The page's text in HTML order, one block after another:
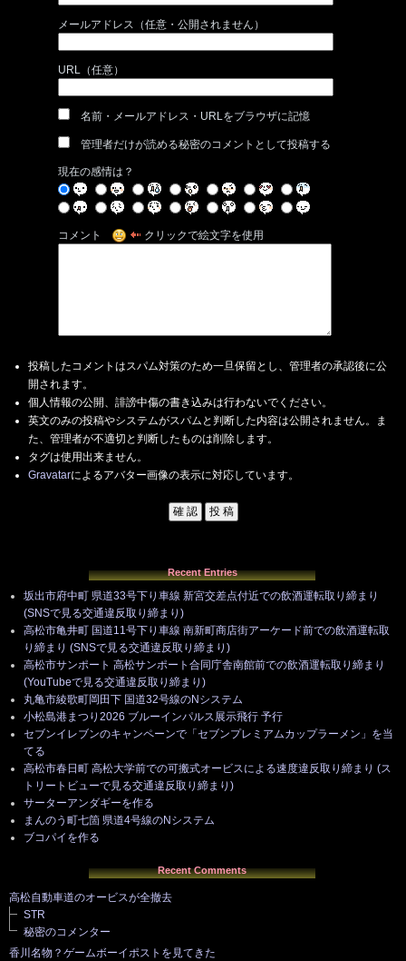
メールアドレス（任意・公開されません）
URL（任意）
名前・メールアドレス・URLをブラウザに記憶
管理者だけが読める秘密のコメントとして投稿する
現在の感情は？
コメント クリックで絵文字を使用
投稿したコメントはスパム対策のため一旦保留とし、管理者の承認後に公
開されます。
個人情報の公開、誹謗中傷の書き込みは行わないでください。
英文のみの投稿やシステムがスパムと判断した内容は公開されません。ま
た、管理者が不適切と判断したものは削除します。
タグは使用出来ません。
Gravatarによるアバター画像の表示に対応しています。
Recent Entries
坂出市府中町 県道33号下り車線 新宮交差点付近での飲酒運転取り締まり
(SNSで見る交通違反取り締まり)
高松市亀井町 国道11号下り車線 南新町商店街アーケード前での飲酒運転取
り締まり (SNSで見る交通違反取り締まり)
高松市サンポート 高松サンポート合同庁舎南館前での飲酒運転取り締まり
(YouTubeで見る交通違反取り締まり)
丸亀市綾歌町岡田下 国道32号線のNシステム
小松島港まつり2026 ブルーインパルス展示飛行 予行
セブンイレブンのキャンペーンで「セブンプレミアムカップラーメン」を当
てる
高松市春日町 高松大学前での可搬式オービスによる速度違反取り締まり (ス
トリートビューで見る交通違反取り締まり)
サーターアンダギーを作る
まんのう町七箇 県道4号線のNシステム
ブコパイを作る
Recent Comments
高松自動車道のオービスが全撤去
STR
秘密のコメンター
香川名物？ゲームボーイポストを見てきた